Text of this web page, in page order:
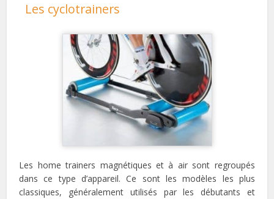
Les cyclotrainers
Les home trainers magnétiques et à air sont regroupés
dans ce type d’appareil. Ce sont les modèles les plus
classiques, généralement utilisés par les débutants et